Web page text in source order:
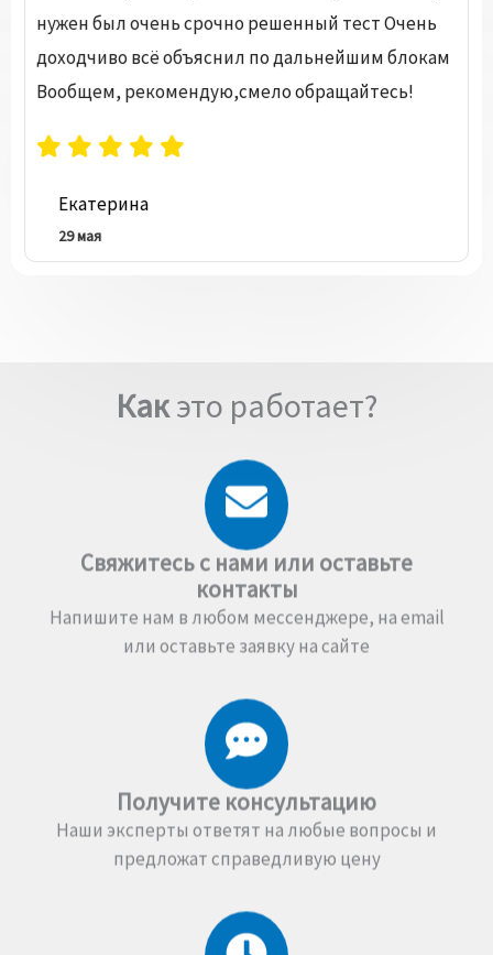
нужен был очень срочно решенный тест Очень
доходчиво всё объяснил по дальнейшим блокам
Вообщем, рекомендую,смело обращайтесь!
Екатерина
29 мая
Какэто работает?
Свяжитесь с нами или оставьте
контакты
Напишите нам в любом мессенджере, на email
или оставьте заявку на сайте
Получите консультацию
Наши эксперты ответят на любые вопросы и
предложат справедливую цену